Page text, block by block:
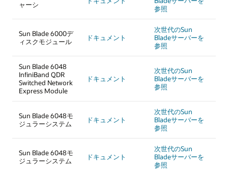
ャーシ
参照
Sun Blade 6000デ
ィスクモジュール
ドキュメント
次世代のSun
Bladeサーバーを
参照
Sun Blade 6048
InfiniBand QDR
Switched Network
Express Module
ドキュメント
次世代のSun
Bladeサーバーを
参照
Sun Blade 6048モ
ジュラーシステム
ドキュメント
次世代のSun
Bladeサーバーを
参照
Sun Blade 6048モ
ジュラーシステム
ドキュメント
次世代のSun
Bladeサーバーを
参照